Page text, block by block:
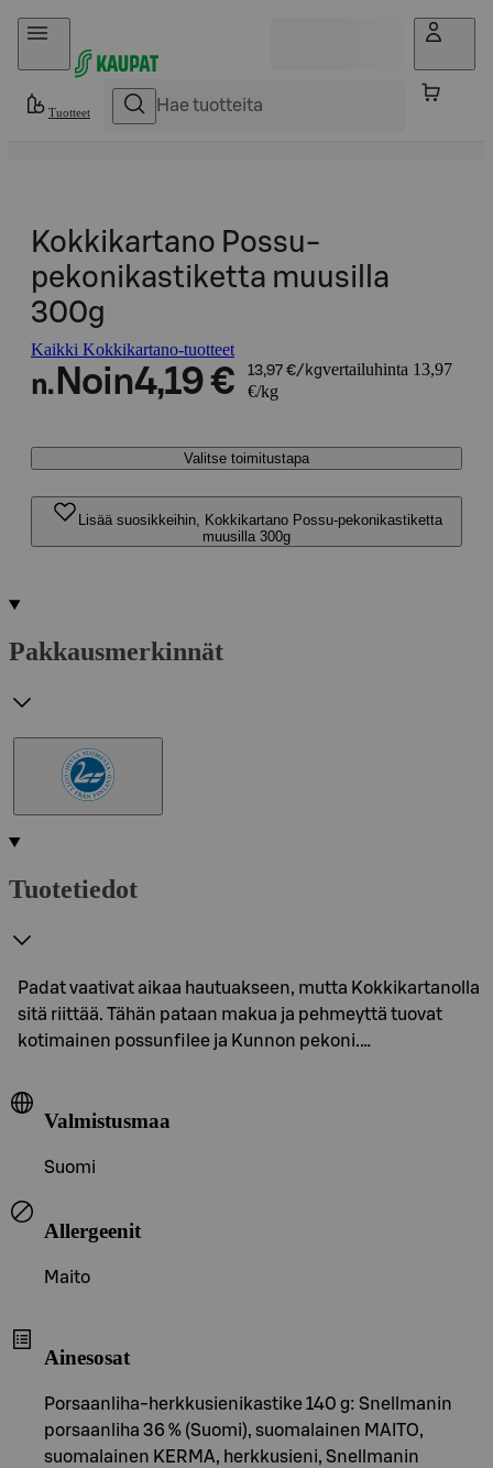
Hyppää sisältöön
Tuotteet
Kokkikartano Possu-
pekonikastiketta muusilla
300g
Kaikki Kokkikartano-tuotteet
n. Noin4,19 € 13,97 €/kgvertailuhinta 13,97
€/kg
Valitse toimitustapa
Lisää suosikkeihin, Kokkikartano Possu-pekonikastiketta
muusilla 300g
Pakkausmerkinnät
Tuotetiedot
Padat vaativat aikaa hautuakseen, mutta Kokkikartanolla
sitä riittää. Tähän pataan makua ja pehmeyttä tuovat
kotimainen possunfilee ja Kunnon pekoni.…
Valmistusmaa
Suomi
Allergeenit
Maito
Ainesosat
Porsaanliha-herkkusienikastike 140 g: Snellmanin
porsaanliha 36 % (Suomi), suomalainen MAITO,
suomalainen KERMA, herkkusieni, Snellmanin